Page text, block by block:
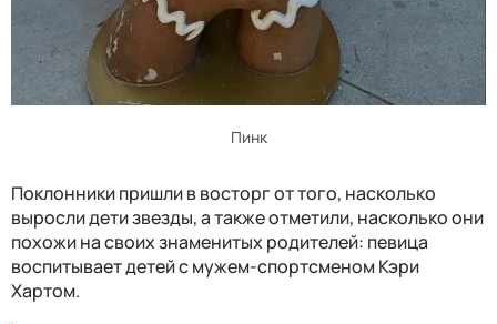
Пинк
Поклонники пришли в восторг от того, насколько
выросли дети звезды, а также отметили, насколько они
похожи на своих знаменитых родителей: певица
воспитывает детей с мужем-спортсменом Кэри
Хартом.